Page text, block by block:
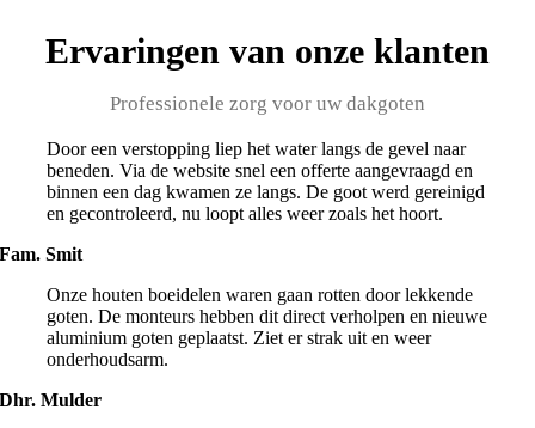
Ervaringen van onze klanten
Professionele zorg voor uw dakgoten
Door een verstopping liep het water langs de gevel naar
beneden. Via de website snel een offerte aangevraagd en
binnen een dag kwamen ze langs. De goot werd gereinigd
en gecontroleerd, nu loopt alles weer zoals het hoort.
Fam. Smit
Onze houten boeidelen waren gaan rotten door lekkende
goten. De monteurs hebben dit direct verholpen en nieuwe
aluminium goten geplaatst. Ziet er strak uit en weer
onderhoudsarm.
Dhr. Mulder